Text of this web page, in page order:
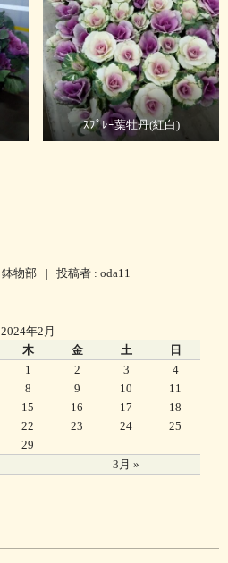
ｽﾌﾟﾚｰ葉牡丹(紅白)
鉢物部 | 投稿者 : oda11
2024年2月
木 金 土 日
3月 »
1 2 3
4
8 9 10
11
15 16 17
18
22 23 24
25
29